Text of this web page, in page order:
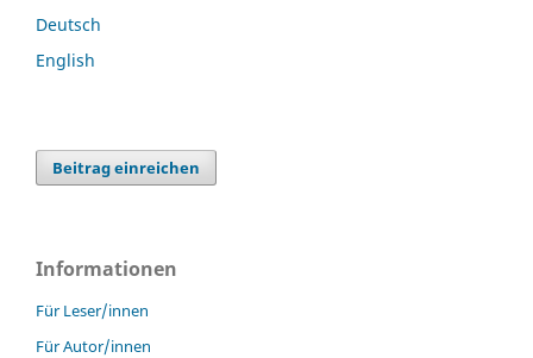
Deutsch
English
Beitrag einreichen
Informationen
Für Leser/innen
Für Autor/innen